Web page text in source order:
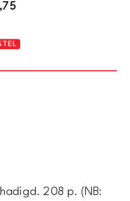
208 p. (NB: